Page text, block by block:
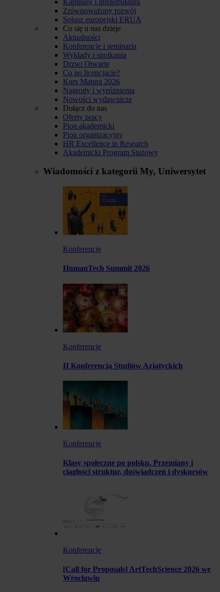
Zrównoważony rozwój
Sojusz europejski ERUA
Co się u nas dzieje
Aktualności
Konferencje i seminaria
Wykłady i spotkania
Drzwi Otwarte
Co po licencjacie?
Kurs Matura 2026
Nagrody i wyróżnienia
Nowości wydawnicze
Dołącz do nas
Oferty pracy
Pion akademicki
Pion organizacyjny
HR Excellence in Research
Akademicki Program Stażowy
Wiadomości z kategorii My, Uniwersytet
Konferencje
HumanTech Summit 2026
Konferencje
II Konferencja Studiów Azjatyckich
Konferencje
Klasy społeczne po polsku. Przemiany i
ciągłości struktur, doświadczeń i dyskursów
Konferencje
[Call for Proposals] ArtTechScience 2026 we
Wrocławiu